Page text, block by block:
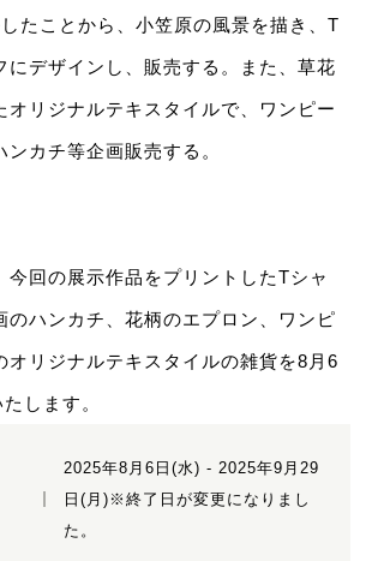
たことから、小笠原の風景を描き、T
にデザインし、販売する。また、草花
オリジナルテキスタイルで、ワンピー
ンカチ等企画販売する。
今回の展示作品をプリントしたTシャ
のハンカチ、花柄のエプロン、ワンピ
オリジナルテキスタイルの雑貨を8月6
します。
2025年8月6日(水) - 2025年9月29
日(月)※終了日が変更になりまし
た。